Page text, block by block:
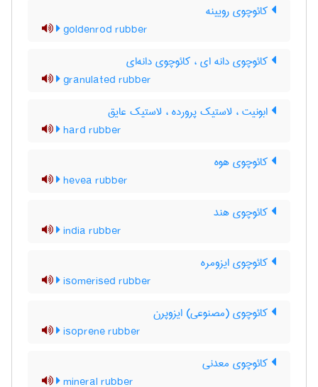
کائوچوی رویینه
goldenrod rubber
کائوچوی دانه ای ، کائوچوی دانه‌ای
granulated rubber
ابونیت ، لاستیک پرورده ، لاستیک عایق
hard rubber
کائوچوی هوه
hevea rubber
کائوچوی هند
india rubber
کائوچوی ایزومره
isomerised rubber
کائوچوی (مصنوعی) ایزوپرن
isoprene rubber
کائوچوی معدنی
mineral rubber